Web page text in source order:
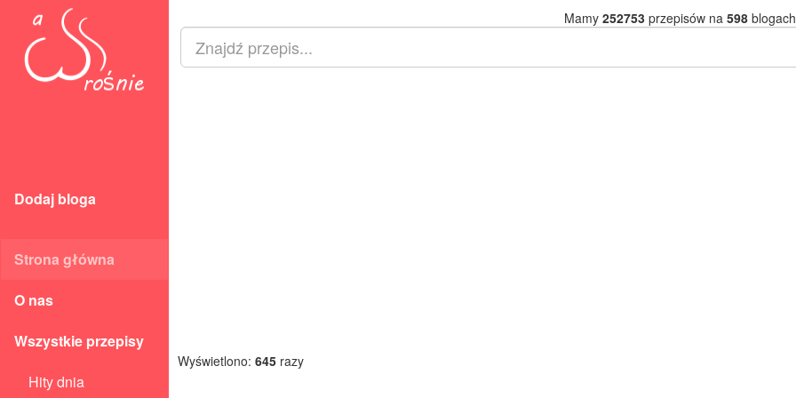
Dodaj bloga
Strona główna
O nas
Wszystkie przepisy
Hity dnia
Mamy 252753przepisów na 598
Wyświetlono: 645 razy